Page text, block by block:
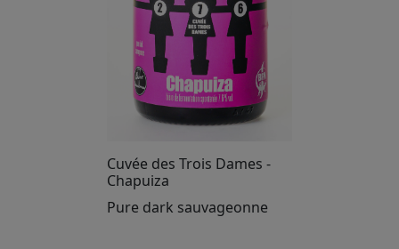
Cuvée des Trois Dames -
Chapuiza
Pure dark sauvageonne